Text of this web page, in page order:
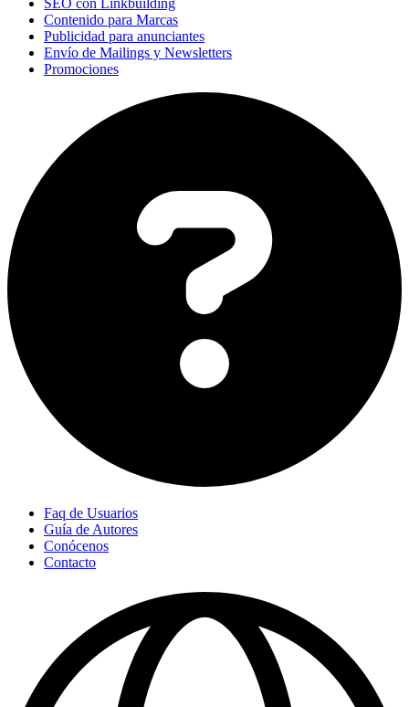
Contenido para Marcas
Publicidad para anunciantes
Envío de Mailings y Newsletters
Promociones
Faq de Usuarios
Guía de Autores
Conócenos
Contacto